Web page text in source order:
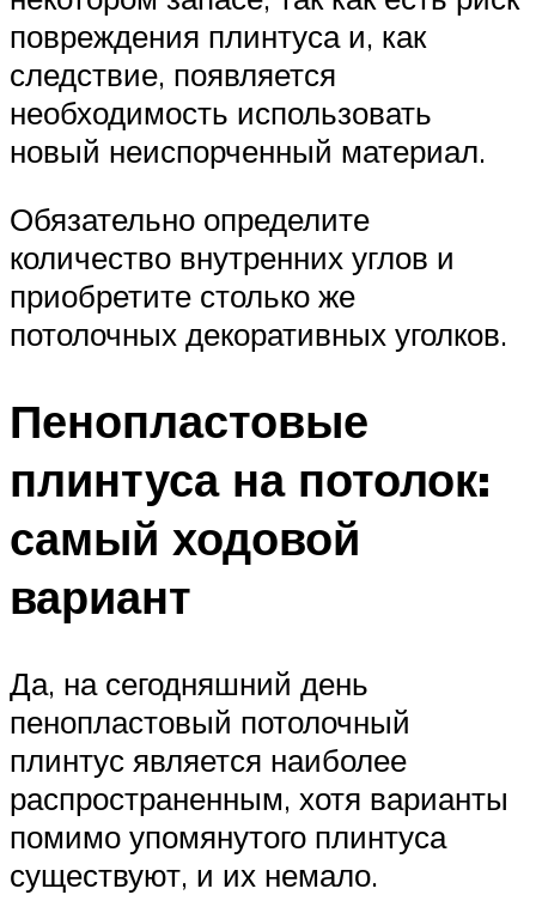
повреждения плинтуса и, как
следствие, появляется
необходимость использовать
новый неиспорченный материал.
Обязательно определите
количество внутренних углов и
приобретите столько же
потолочных декоративных уголков.
Пенопластовые
плинтуса на потолок:
самый ходовой
вариант
Да, на сегодняшний день
пенопластовый потолочный
плинтус является наиболее
распространенным, хотя варианты
помимо упомянутого плинтуса
существуют, и их немало.